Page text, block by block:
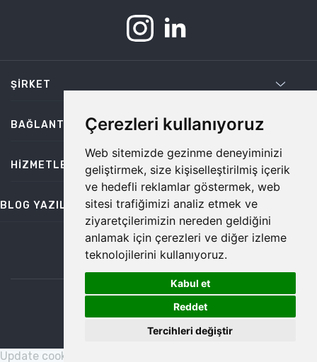
Çerezleri kullanıyoruz
Web sitemizde gezinme deneyiminizi
geliştirmek, size kişiselleştirilmiş içerik
ve hedefli reklamlar göstermek, web
sitesi trafiğimizi analiz etmek ve
ziyaretçilerimizin nereden geldiğini
anlamak için çerezleri ve diğer izleme
teknolojilerini kullanıyoruz.
Kabul et
Reddet
Tercihleri değiştir
ŞIRKET
BAĞLANTILAR
HIZMETLER
BLOG YAZILARI
bilgi@temiz.co
©2026 Temiz, Her Hakkı Saklıdır.
Update cookies preferences